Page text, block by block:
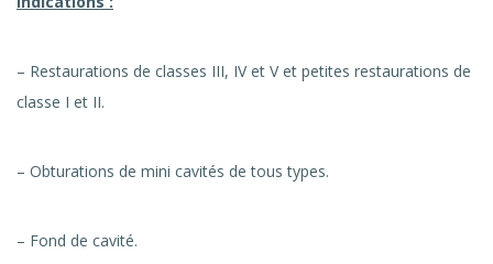
– Restaurations de classes III, IV et V et petites restaurations de
classe I et II.
– Obturations de mini cavités de tous types.
– Fond de cavité.